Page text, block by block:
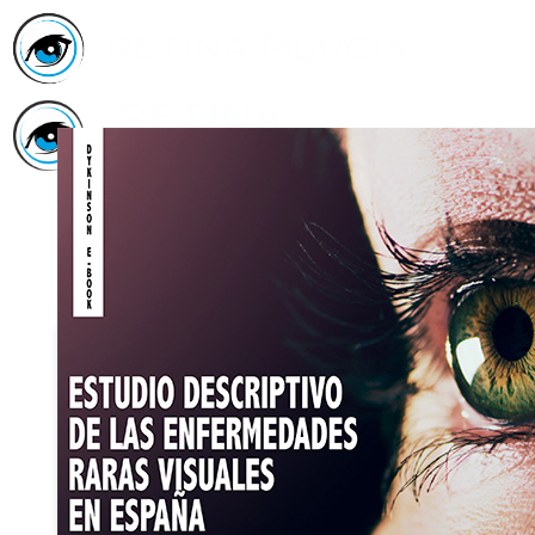
Inicio
Asociación
Somos
Servicios
Asóciate
Haz tu
donativo